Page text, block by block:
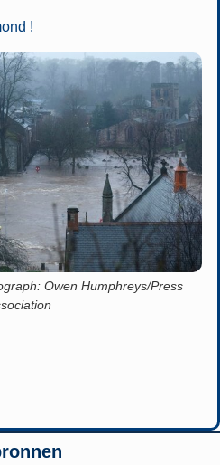
!
Owen Humphreys/Press